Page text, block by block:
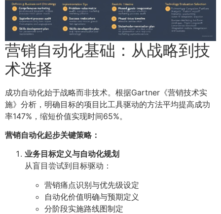
营销自动化基础：从战略到技
术选择
成功自动化始于战略而非技术。根据Gartner《营销技术实
施》分析，明确目标的项目比工具驱动的方法平均提高成功
率147%，缩短价值实现时间65%。
营销自动化起步关键策略：
业务目标定义与自动化规划
从盲目尝试到目标驱动：
营销痛点识别与优先级设定
自动化价值明确与预期定义
分阶段实施路线图制定